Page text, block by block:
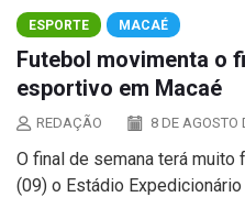
ESPORTE MACAÉ
Futebol movimenta o
esportivo em Macaé
REDAÇÃO 8 DE AGOSTO
O final de semana terá muito
(09) o Estádio